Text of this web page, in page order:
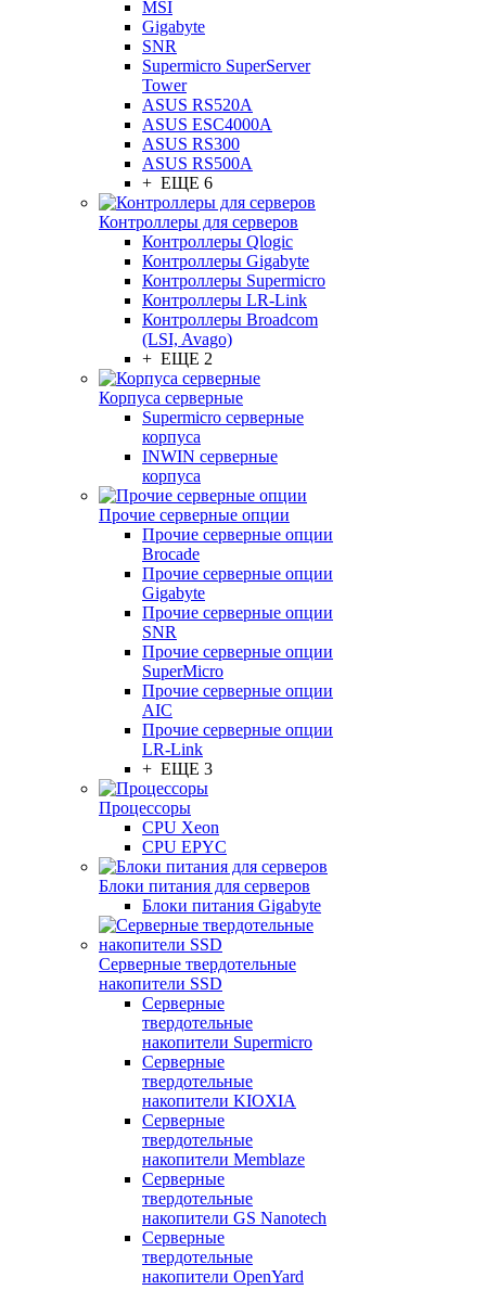
MSI
Gigabyte
SNR
Supermicro SuperServer
Tower
ASUS RS520A
ASUS ESC4000A
ASUS RS300
ASUS RS500A
+ ЕЩЕ 6
Контроллеры для серверов
Контроллеры Qlogic
Контроллеры Gigabyte
Контроллеры Supermicro
Контроллеры LR-Link
Контроллеры Broadcom
(LSI, Avago)
+ ЕЩЕ 2
Корпуса серверные
Supermicro серверные
корпуса
INWIN серверные
корпуса
Прочие серверные опции
Прочие серверные опции
Brocade
Прочие серверные опции
Gigabyte
Прочие серверные опции
SNR
Прочие серверные опции
SuperMicro
Прочие серверные опции
AIC
Прочие серверные опции
LR-Link
+ ЕЩЕ 3
Процессоры
CPU Xeon
CPU EPYC
Блоки питания для серверов
Блоки питания Gigabyte
Серверные твердотельные
накопители SSD
Cерверные
твердотельные
накопители Supermicro
Cерверные
твердотельные
накопители KIOXIA
Cерверные
твердотельные
накопители Memblaze
Cерверные
твердотельные
накопители GS Nanotech
Серверные
твердотельные
накопители OpenYard